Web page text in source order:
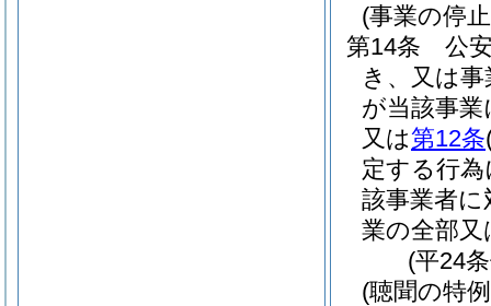
(事業の停
第14条
公
き、又は
が当該事業
又は第12条
定する行
該事業者
業の全部
(平24
(聴聞の特